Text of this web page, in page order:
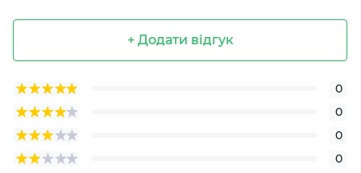
+ Додати відгук
0
0
0
0